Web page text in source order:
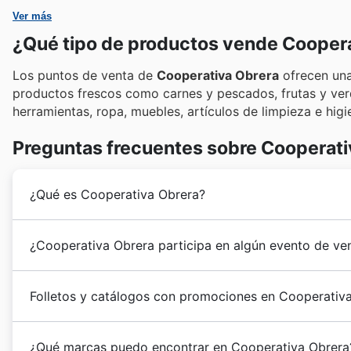
Ver más
¿Qué tipo de productos vende
Los puntos de venta de Cooperativa Obrera ofrecen
productos frescos como carnes y pescados, frutas y
herramientas, ropa, muebles, artículos de limpieza e
Preguntas frecuentes sobre
¿Qué es Cooperativa Obrera?
de Bahía Blanca resolvió unirse para constituir una
la calidad del PAN, tan vital alimento. En 1932 se
intensificó desde mediados de los años 40,
actuando en muchas provincias del país,
¿Cooperativa Obrera participa en algún evento de
perfectos para planificar tus compras y aprovechar
Cooperativa Obrera participa activamente en los
Navidad
Año Nuevo , y las rebajas de temporada
Folletos y catálogos con promociones en
¿Qué marcas puedo encontrar en Cooperativa